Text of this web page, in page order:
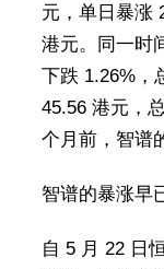
元，单日暴涨
港元。同一时
下跌 1.26%，
45.56 港元，
个月前，智谱
智谱的暴涨早
自 5 月 22 日